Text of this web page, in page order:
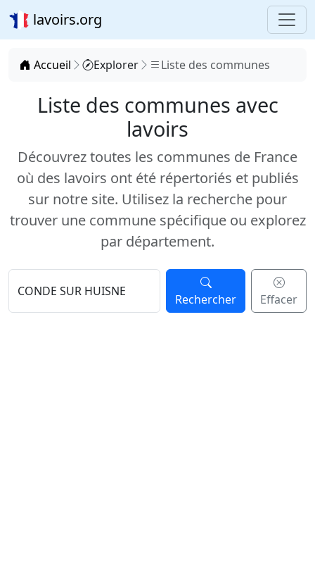
lavoirs.org
Accueil Explorer Liste des communes
Liste des communes avec
lavoirs
Découvrez toutes les communes de France
où des lavoirs ont été répertoriés et publiés
sur notre site. Utilisez la recherche pour
trouver une commune spécifique ou explorez
par département.
Rechercher Effacer